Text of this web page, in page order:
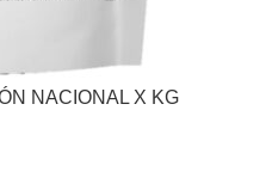
NACIONAL X KG